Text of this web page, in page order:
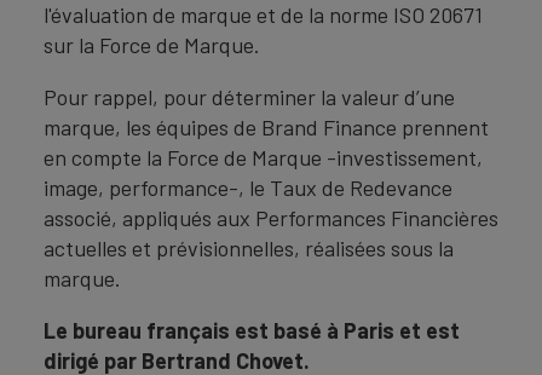
l'évaluation de marque et de la norme ISO 20671
sur la Force de Marque.
Pour rappel, pour déterminer la valeur d’une
marque, les équipes de Brand Finance prennent
en compte la Force de Marque -investissement,
image, performance-, le Taux de Redevance
associé, appliqués aux Performances Financières
actuelles et prévisionnelles, réalisées sous la
marque.
Le bureau français est basé à Paris et est
dirigé par Bertrand Chovet.